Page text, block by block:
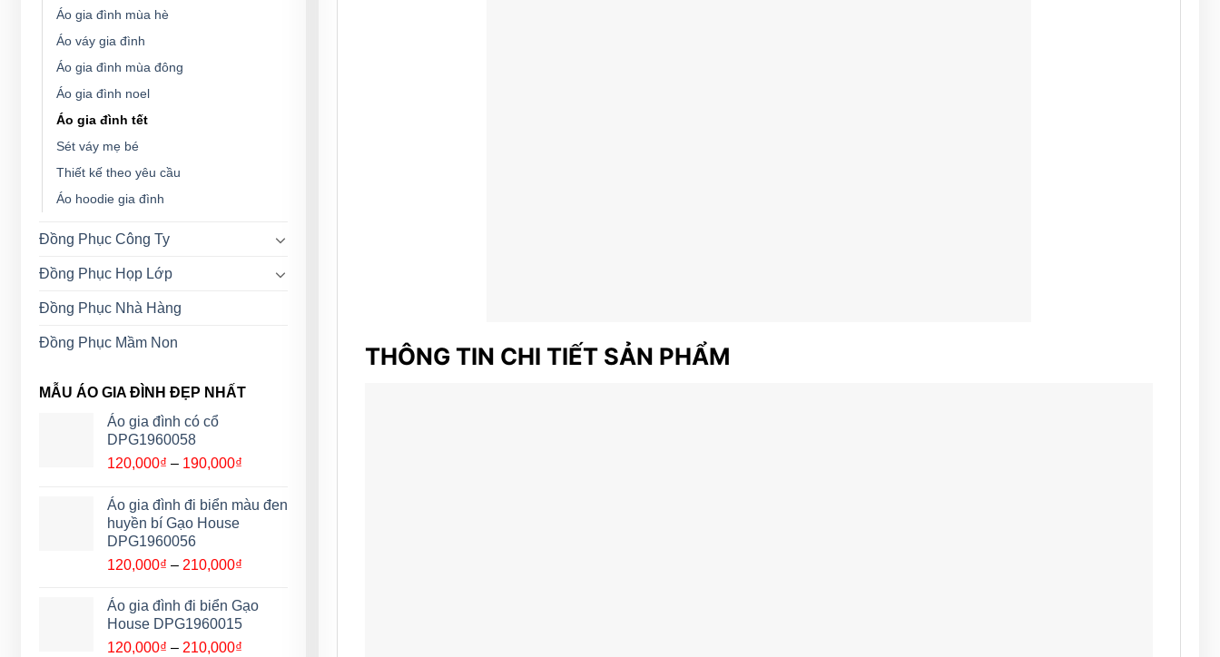
Áo gia đình mùa hè
Áo váy gia đình
Áo gia đình mùa đông
Áo gia đình noel
Áo gia đình tết
Sét váy mẹ bé
Thiết kế theo yêu cầu
Áo hoodie gia đình
Đồng Phục Công Ty
Đồng Phục Họp Lớp
Đồng Phục Nhà Hàng
Đồng Phục Mầm Non
MẪU ÁO GIA ĐÌNH ĐẸP NHẤT
Áo gia đình có cổ
DPG1960058
120,000₫ – 190,000₫Khoảng
từ
190,000₫
Áo gia đình đi biển màu đen
huyền bí Gạo House
DPG1960056
120,000₫ – 210,000₫Khoảng
từ
120,000₫
đến
Áo gia đình đi biển Gạo
House DPG1960015
120,000₫ – 210,000₫Khoảng
THÔNG TIN CHI TIẾT SẢN PHẨM